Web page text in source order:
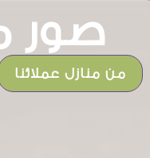
صور
من منازل عملائنا